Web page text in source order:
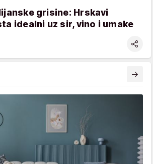
grisine: Hrskavi
idealni uz sir, vino i umake